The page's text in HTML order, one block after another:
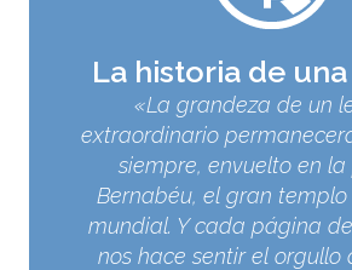
La historia de
«La grandeza de un
extraordinario
siempre, envuelto en
Bernabéu, el gran
mundial. Y cada página
nos hace sentir el orgullo